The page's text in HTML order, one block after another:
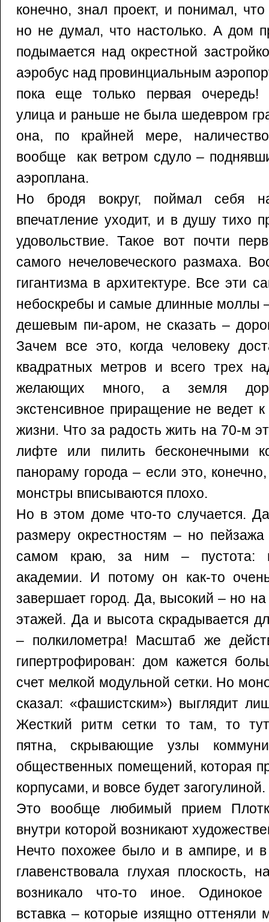
конечно, знал проект, и понимал,
но не думал, что настолько. А дом
подымается над окрестной
аэробус над провинциальным
пока еще только первая очередь!
улица и раньше не была шедевром
она, по крайней мере,
вообще как ветром сдуло –
аэроплана.
Но бродя вокруг, поймал себя
впечатление уходит, и в душу тихо
удовольствие. Такое вот почти
самого нечеловеческого размаха.
гигантизма в архитектуре. Все эти
небоскребы и самые длинные моллы
дешевым пи-аром, не сказать –
Зачем все это, когда человеку
квадратных метров и всего трех
желающих много, а земля
экстенсивное приращение не ведет
жизни. Что за радость жить на 70-м
лифте или пилить бесконечными
панораму города – если это,
монстры вписываются плохо.
Но в этом доме что-то случается.
размеру окрестностям – но
самом краю, за ним – пустота:
академии. И потому он как-то
завершает город. Да, высокий – но
этажей. Да и высота скрадывается
– полкилометра! Масштаб же
гипертрофирован: дом кажется
счет мелкой модульной сетки. Но
сказал: «фашистским») выглядит
Жесткий ритм сетки то там, то
пятна, скрывающие узлы
общественных помещений, которая
корпусами, и вовсе будет загогулиной.
Это вообще любимый прием
внутри которой возникают
Нечто похожее было и в ампире, и
главенствовала глухая плоскость,
возникало что-то иное.
вставка – которые изящно оттеняли